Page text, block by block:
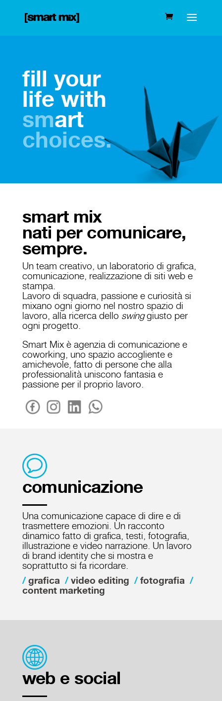
fill your
life with
smart
choices.
smart mix
nati per comunicare,
sempre.
Un team creativo, un laboratorio di grafica,
comunicazione, realizzazione di siti web e
stampa.
Lavoro di squadra, passione e curiosità si
mixano ogni giorno nel nostro spazio di
lavoro, alla ricerca dello swinggiusto per
ogni progetto.
Smart Mix è agenzia di comunicazione e
coworking, uno spazio accogliente e
amichevole, fatto di persone che alla
professionalità uniscono fantasia e
passione per il proprio lavoro.
comunicazione
Una comunicazione capace di dire e di
trasmettere emozioni. Un racconto
dinamico fatto di grafica, testi, fotografia,
illustrazione e video narrazione. Un lavoro
di brand identity che si mostra e
soprattutto si fa ricordare.
grafica
video editing
fotografia
content marketing
web e social